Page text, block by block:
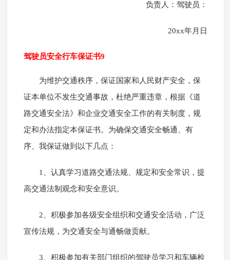
负责人：驾驶员：
20xx年月日
驾驶员安全行车保证书9
为维护交通秩序，保证国家和人民财产安全，保
证本单位不发生交通事故，杜绝严重违章，根据《道
路交通安全法》和企业交通安全工作的有关制度，规
定和办法指定本保证书。为确保交通安全畅通、有
序、我保证做到以下几点：
1、认真学习道路交通法规、规定和安全常识，提
高交通法制观念和安全意识。
2、积极参加各级安全组织和交通安全活动，广泛
宣传法规，为交通安全与通畅做贡献。
3、积极参加有关部门组织的驾驶员学习和车辆检